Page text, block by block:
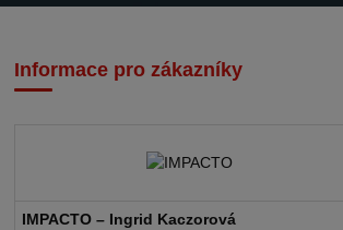
Informace pro zákazníky
IMPACTO – Ingrid Kaczorová